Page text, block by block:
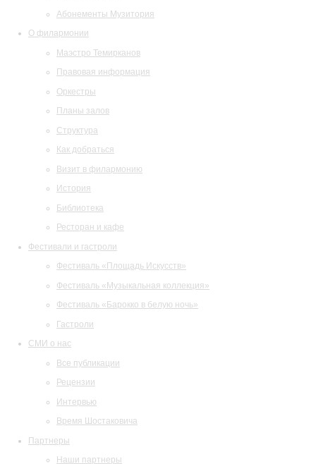
Абонементы Музитория
О филармонии
Маэстро Темирканов
Правовая информация
Оркестры
Планы залов
Структура
Как добраться
Визит в филармонию
История
Библиотека
Ресторан и кафе
Фестивали и гастроли
Фестиваль «Площадь Искусств»
Фестиваль «Музыкальная коллекция»
Фестиваль «Барокко в белую ночь»
Гастроли
СМИ о нас
Все публикации
Рецензии
Интервью
Время Шостаковича
Партнеры
Наши партнеры